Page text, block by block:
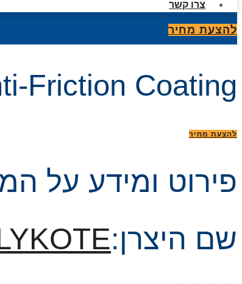
צרו קשר
להצעת מחיר
Friction Coating
להצעת מחיר
פירוט ומידע על
שם היצרן: